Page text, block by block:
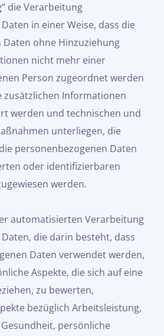
die Verarbeitung
in einer Weise, dass die
ohne Hinzuziehung
nicht mehr einer
Person zugeordnet werden
zusätzlichen Informationen
werden und technischen und
unterliegen, die
personenbezogenen Daten
oder identifizierbaren
werden.
automatisierten Verarbeitung
die darin besteht, dass
Daten verwendet werden,
Aspekte, die sich auf eine
zu bewerten,
bezüglich Arbeitsleistung,
persönliche